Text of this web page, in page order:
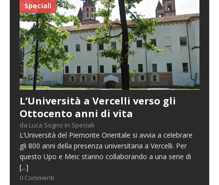
Speciali
L’Università a Vercelli verso gli
Ottocento anni di vita
da Luca Sogno in Speciali
L’Università del Piemonte Orientale si avvia a celebrare
gli 800 anni della presenza universitaria a Vercelli. Per
questo Upo e Meic stanno collaborando a una serie di
[...]
0 Commenti